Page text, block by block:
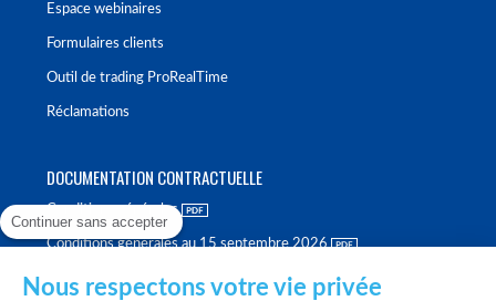
Espace webinaires
Formulaires clients
Outil de trading ProRealTime
Réclamations
DOCUMENTATION CONTRACTUELLE
Conditions générales
Conditions générales au 15 septembre 2026
Continuer sans accepter
Nous respectons votre vie privée